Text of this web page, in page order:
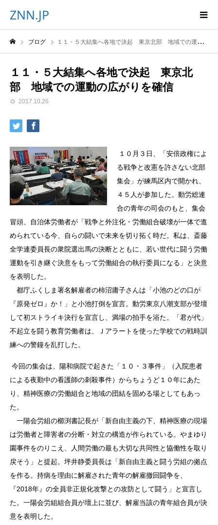
ZNN.JP
ブログ １１・５大結集へ各地で決起 東京北部 地域での運動の広がりを確信
１１・５大結集へ各地で決起 東京北
部 地域での運動の広がりを確信
2017.10.26
１０月３日、「安倍政権によ
る戦争と改憲を許さない北部
集会」が練馬区内で開かれ、
４５人が参加した。動労総連
合の青年の司会のもと、集会
冒頭、自治体労働者が「戦争と外注化・労働組合破壊が一体で進
められている今、自らの闘いで未来を切り拓く時だ。私は、斎藤
全学連委員長の衆院選出馬の決断とともに、若い世代に闘う労働
運動を引き継ぐ決意をもって労働組合の執行委員になる」と決意
を表明した。
都庁ふくしま署名解雇者の柿沼庸子さんは「小池のどの口が
『原発ゼロ』か！」と小池打倒を宣言。動労東京八潮支部が登壇
して初ストライキ決行を宣言し、満場の拍手を浴た。「君が代」
不起立を闘う教育労働者は、Ｊアラートを使った学校での戦時訓
練への警鐘を乱打した。
今回の集会は、陽和病院で起きた「１０・３事件」（入院患者
による夜勤中の看護師の刺殺事件）からちょうど１０年にあた
り、精神医療の労働組合と地域の団結を固める場としてもあっ
た。
一陽会労組の櫛渕書記長が「新自由主義の下、精神医療の現場
は労働者と障害者の分断・対立の構造が作られている。やまゆり
園事件をのりこえ、人間労働の最も大切な共同性と協働性を取り
戻そう」と提起。坪井静委員長は「新自由主義と闘う労組の拠点
を作る。持病を理由に解雇された青年の解雇撤回闘争を、
『2018年』の全員非正規化攻撃との攻防として闘う」と宣言し
た。一陽会労組組合員が壇上に並び、解雇当該の青年組合員が決
意を表明した。